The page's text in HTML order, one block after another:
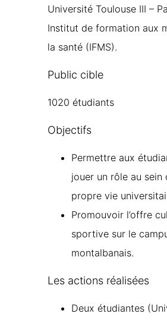
Université Toulouse III –
Institut de formation aux
la santé (IFMS).
Public cible
1020 étudiants
Objectifs
Permettre aux
jouer un rôle au sein
propre vie
Promouvoir l’offre
sportive sur le
montalbanais.
Les actions réalisées
Deux étudiantes